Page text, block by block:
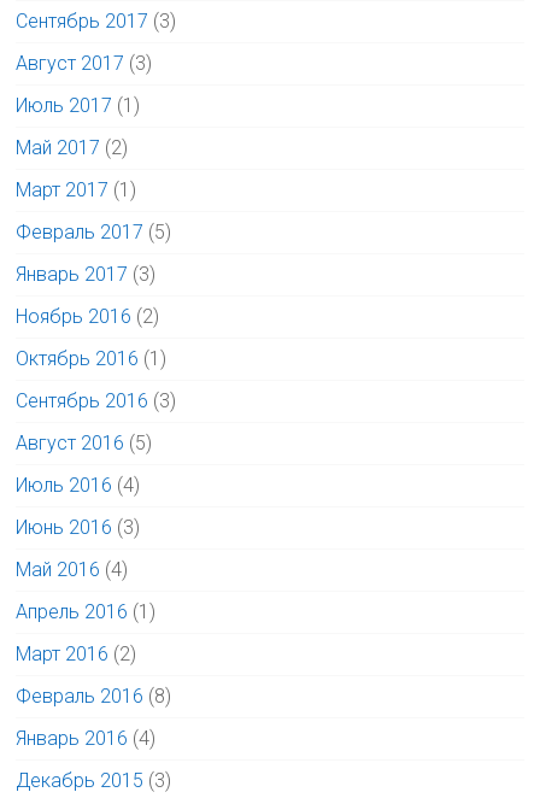
Сентябрь 2017 (3)
Август 2017 (3)
Июль 2017 (1)
Май 2017 (2)
Март 2017 (1)
Февраль 2017 (5)
Январь 2017 (3)
Ноябрь 2016 (2)
Октябрь 2016 (1)
Сентябрь 2016 (3)
Август 2016 (5)
Июль 2016 (4)
Июнь 2016 (3)
Май 2016 (4)
Апрель 2016 (1)
Март 2016 (2)
Февраль 2016 (8)
Январь 2016 (4)
Декабрь 2015 (3)